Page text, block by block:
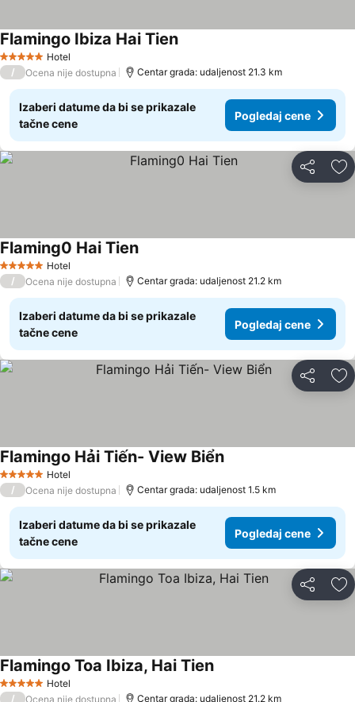
5 ZvezdiceHotel
Flamingo Ibiza Hai TienPogledaj cene
/ Ocena nije dostupna Centar grada: udaljenost 21.3 km
Izaberi datume da bi se prikazale
tačne cene
Pogledaj cene
Deli
5 ZvezdiceHotel
Flaming0 Hai TienPogledaj cene
/ Ocena nije dostupna Centar grada: udaljenost 21.2 km
Izaberi datume da bi se prikazale
tačne cene
Pogledaj cene
Deli
5 ZvezdiceHotel
Flamingo Hải Tiến- View BiểnPogledaj cene
/ Ocena nije dostupna Centar grada: udaljenost 1.5 km
Izaberi datume da bi se prikazale
tačne cene
Pogledaj cene
Deli
5 ZvezdiceHotel
Flamingo Toa Ibiza, Hai TienPogledaj cene
/ Ocena nije dostupna Centar grada: udaljenost 21.2 km